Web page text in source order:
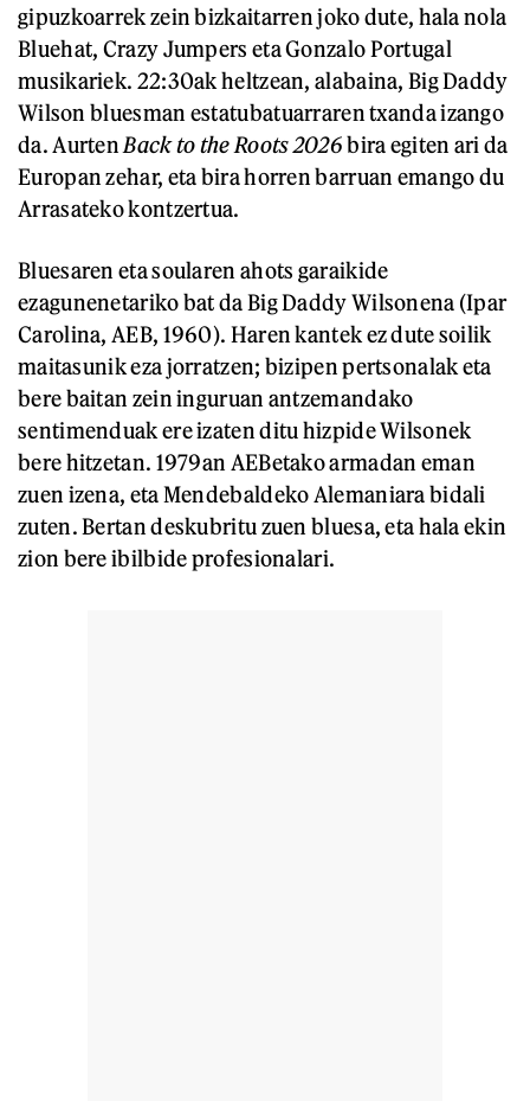
gipuzkoarrek zein bizkaitarren joko dute, hala nola
Bluehat, Crazy Jumpers eta Gonzalo Portugal
musikariek. 22:30ak heltzean, alabaina, Big Daddy
Wilson bluesman estatubatuarraren txanda izango
da. Aurten Back to the Roots 2026bira egiten ari da
Europan zehar, eta bira horren barruan emango du
Arrasateko kontzertua.
Bluesaren eta soularen ahots garaikide
ezagunenetariko bat da Big Daddy Wilsonena (Ipar
Carolina, AEB, 1960). Haren kantek ez dute soilik
maitasunik eza jorratzen; bizipen pertsonalak eta
bere baitan zein inguruan antzemandako
sentimenduak ere izaten ditu hizpide Wilsonek
bere hitzetan. 1979an AEBetako armadan eman
zuen izena, eta Mendebaldeko Alemaniara bidali
zuten. Bertan deskubritu zuen bluesa, eta hala ekin
zion bere ibilbide profesionalari.